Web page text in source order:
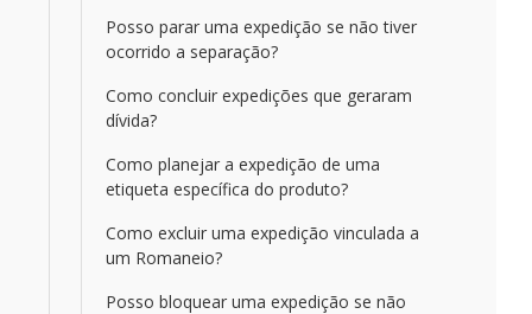
Posso parar uma expedição se não tiver
ocorrido a separação?
Como concluir expedições que geraram
dívida?
Como planejar a expedição de uma
etiqueta específica do produto?
Como excluir uma expedição vinculada a
um Romaneio?
Posso bloquear uma expedição se não